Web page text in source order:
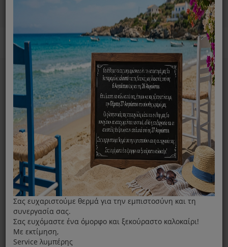
Ανταλλακτικά ηλεκτρικών συσκευών MENU
Home
Προσωπική Φροντίδα
Ξυριστική-Κουρευτική Μηχανή
Κουρευτική Κεφαλή Για IZZY PG900
Σας ευχαριστούμε θερμά για την εμπιστοσύνη και τη
συνεργασία σας.
Σας ευχόμαστε ένα όμορφο και ξεκούραστο καλοκαίρι!
Με εκτίμηση,
Service λυμπέρης